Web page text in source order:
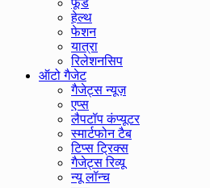
फूड
हेल्थ
फेशन
यात्रा
रिलेशनसिप
ऑटो गैजेट
गैजेट्स न्यूज़
एप्स
लैपटॉप कंप्यूटर
स्मार्टफोन टैब
टिप्स ट्रिक्स
गैजेट्स रिव्यू
न्यू लॉन्च